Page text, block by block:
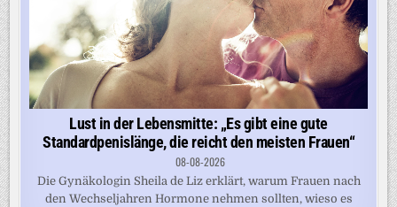
Lust in der Lebensmitte: „Es gibt eine gute
Standardpenislänge, die reicht den meisten Frauen“
08-08-2026
Die Gynäkologin Sheila de Liz erklärt, warum Frauen nach
den Wechseljahren Hormone nehmen sollten, wieso es